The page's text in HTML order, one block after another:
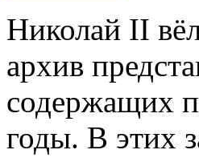
Николай II
архив
содержащих
годы. В этих